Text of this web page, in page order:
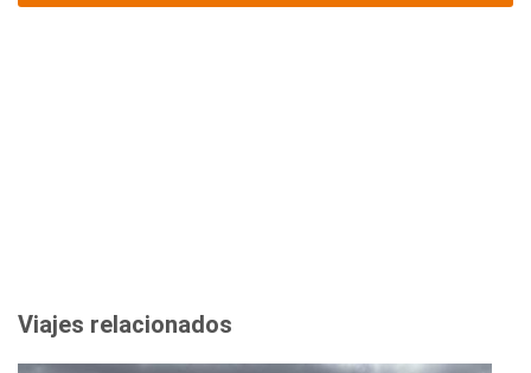
Viajes relacionados